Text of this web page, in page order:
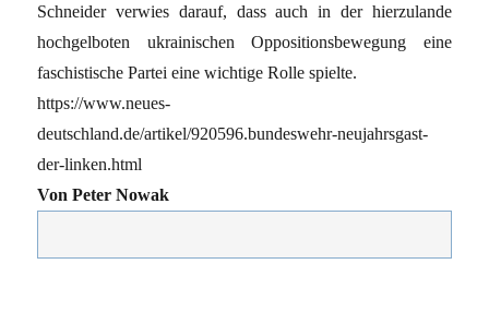
Schneider verwies darauf, dass auch in der hierzulande
hochgelboten ukrainischen Oppositionsbewegung eine
faschistische Partei eine wichtige Rolle spielte.
https://www.neues-
deutschland.de/artikel/920596.bundeswehr-neujahrsgast-
der-linken.html
Von Peter Nowak